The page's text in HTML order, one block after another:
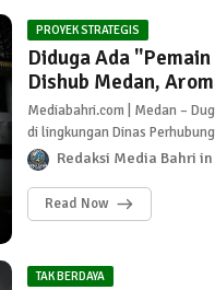
PROYEK STRATEGIS
Diduga Ada
Dishub Medan,
Mediabahri.com | Medan –
di lingkungan Dinas
Redaksi Media Bahri
Read Now
TAK BERDAYA